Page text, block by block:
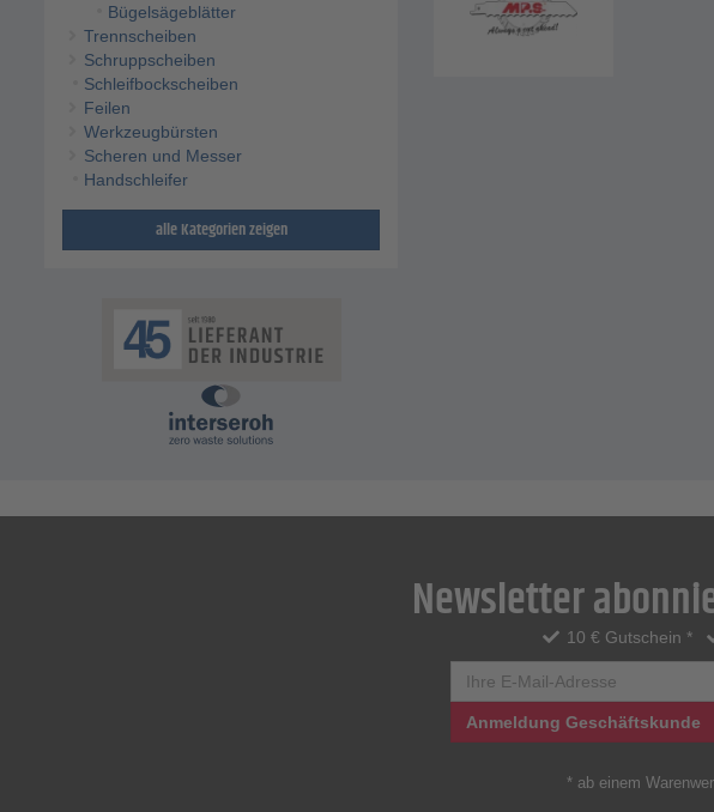
Bügelsägeblätter
Trennscheiben
Schruppscheiben
Schleifbockscheiben
Feilen
Werkzeugbürsten
Scheren und Messer
Handschleifer
alle Kategorien zeigen
Newsletter
10 € Gutschein *
Anmeldung Geschäftskunde
* ab einem